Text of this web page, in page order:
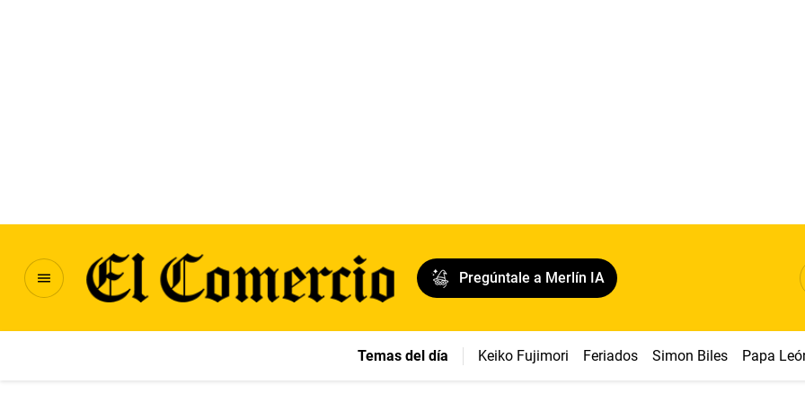
Pregúntale a Merlín IA
Temas del día Keiko Fujimori Feriados Simon Biles Papa